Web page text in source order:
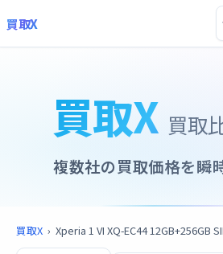
買取X
買取X 買取
複数社の買取価格を瞬
買取X › Xperia 1 VI XQ-EC44 12GB+256GB